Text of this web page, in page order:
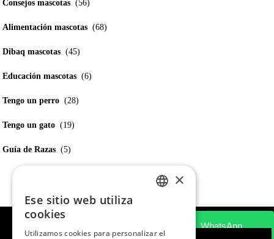
Consejos mascotas (56)
Alimentación mascotas (68)
Dibaq mascotas (45)
Educación mascotas (6)
Tengo un perro (28)
Tengo un gato (19)
Guía de Razas (5)
×
Ese sitio web utiliza
cookies
Utilizamos cookies para personalizar el